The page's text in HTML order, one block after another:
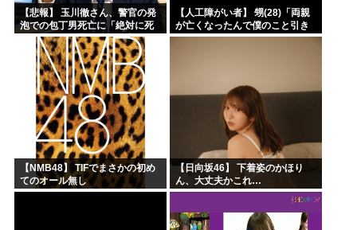
【悲報】 玉川徹さん、警官の発
泡での包丁男死亡に「絶対に死
刑にならない罪なのに警察が死
刑にした！」 → 元警官のマジレ
スがコチラ → ………
【人工障がい者】 甥(28)「両親
が亡くなったんで僕のこと引き
取ってほしいんですけど！」な
【NMB48】 TIFでまさかの初め
てのオール無し
【日向坂46】 下着姿のかほり
ん、大丈夫かこれ…